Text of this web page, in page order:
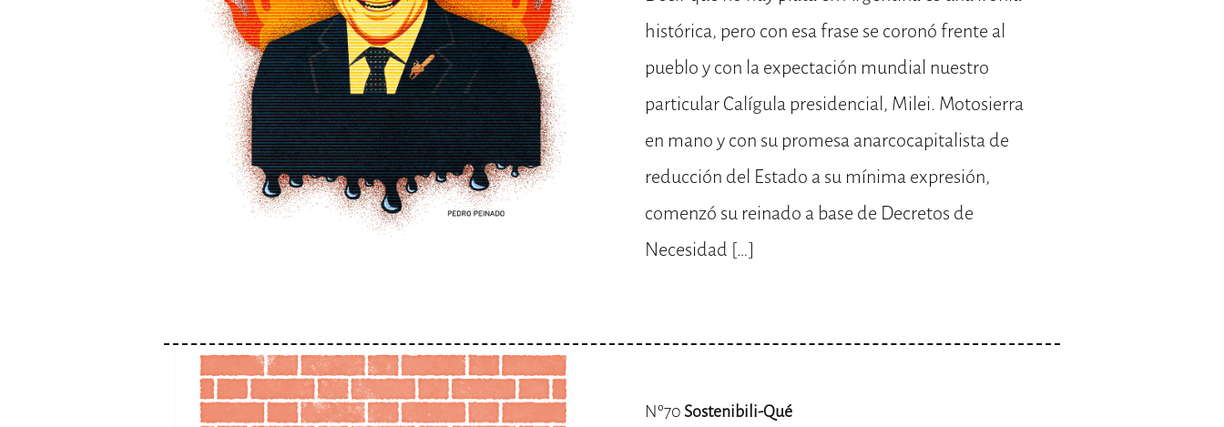
histórica, pero con esa frase se coronó frente al
pueblo y con la expectación mundial nuestro
particular Calígula presidencial, Milei. Motosierra
en mano y con su promesa anarcocapitalista de
reducción del Estado a su mínima expresión,
comenzó su reinado a base de Decretos de
Necesidad […]
Nº70 Sostenibili-Qué